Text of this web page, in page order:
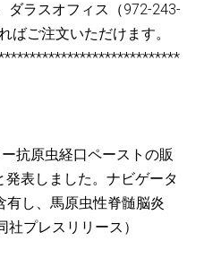
ダラスオフィス（972-243-
ばご注文いただけます。
抗原虫経口ペーストの販
発表しました。ナビゲータ
有し、馬原虫性脊髄脳炎
社プレスリリース）